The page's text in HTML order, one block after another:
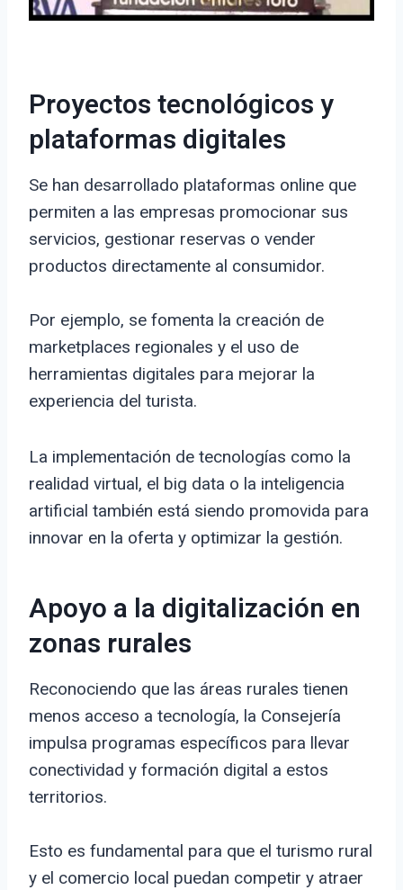
Proyectos tecnológicos y
plataformas digitales
Se han desarrollado plataformas online que
permiten a las empresas promocionar sus
servicios, gestionar reservas o vender
productos directamente al consumidor.
Por ejemplo, se fomenta la creación de
marketplaces regionales y el uso de
herramientas digitales para mejorar la
experiencia del turista.
La implementación de tecnologías como la
realidad virtual, el big data o la inteligencia
artificial también está siendo promovida para
innovar en la oferta y optimizar la gestión.
Apoyo a la digitalización en
zonas rurales
Reconociendo que las áreas rurales tienen
menos acceso a tecnología, la Consejería
impulsa programas específicos para llevar
conectividad y formación digital a estos
territorios.
Esto es fundamental para que el turismo rural
y el comercio local puedan competir y atraer